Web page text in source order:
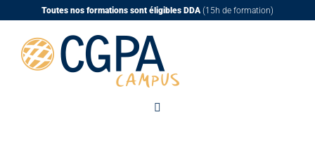
Toutes nos formations sont éligibles DDA (15h de formation)